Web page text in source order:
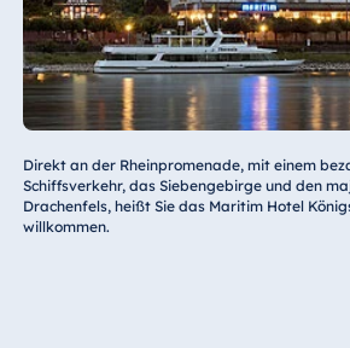
Direkt an der Rheinpromenade, mit einem
Schiffsverkehr, das Siebengebirge und den
Drachenfels, heißt Sie das Maritim Hotel
willkommen.